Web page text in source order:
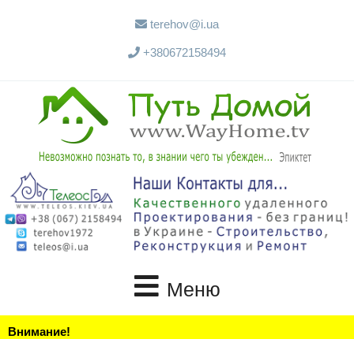
terehov@i.ua
+380672158494
Меню
Внимание!